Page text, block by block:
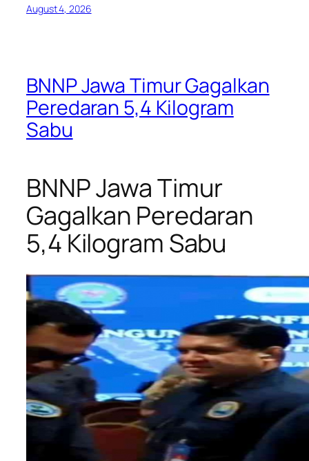
August 4, 2026
BNNP Jawa Timur Gagalkan
Peredaran 5,4 Kilogram
Sabu
BNNP Jawa Timur
Gagalkan Peredaran
5,4 Kilogram Sabu